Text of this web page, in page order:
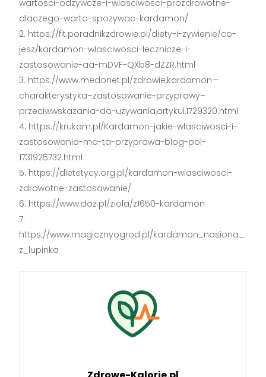
wartosci-odzywcze-i-wlasciwosci-prozdrowotne-
dlaczego-warto-spozywac-kardamon/
https://fit.poradnikzdrowie.pl/diety-i-zywienie/co-
jesz/kardamon-wlasciwosci-lecznicze-i-
zastosowanie-aa-mDVF-QXb8-dZZR.html
https://www.medonet.pl/zdrowie,kardamon—
charakterystyka–zastosowanie-przyprawy–
przeciwwskazania-do-uzywania,artykul,1729320.html
https://krukam.pl/Kardamon-jakie-wlasciwosci-i-
zastosowania-ma-ta-przyprawa-blog-pol-
1731925732.html
https://dietetycy.org.pl/kardamon-wlasciwosci-
zdrowotne-zastosowanie/
https://www.doz.pl/ziola/z1650-kardamon
https://www.magicznyogrod.pl/kardamon_nasiona_
z_lupinka